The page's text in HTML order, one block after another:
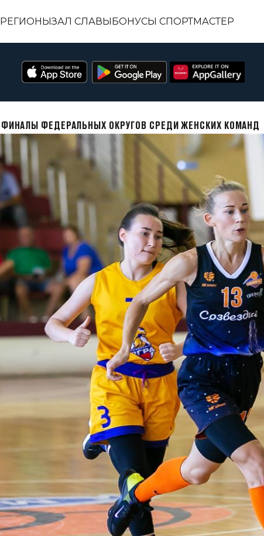
РЕГИОНЫЗАЛ СЛАВЫБОНУСЫ СПОРТМАСТЕР
ФЕДЕРАЛЬНЫХ ОКРУГОВ СРЕДИ ЖЕНСКИХ КОМАНД